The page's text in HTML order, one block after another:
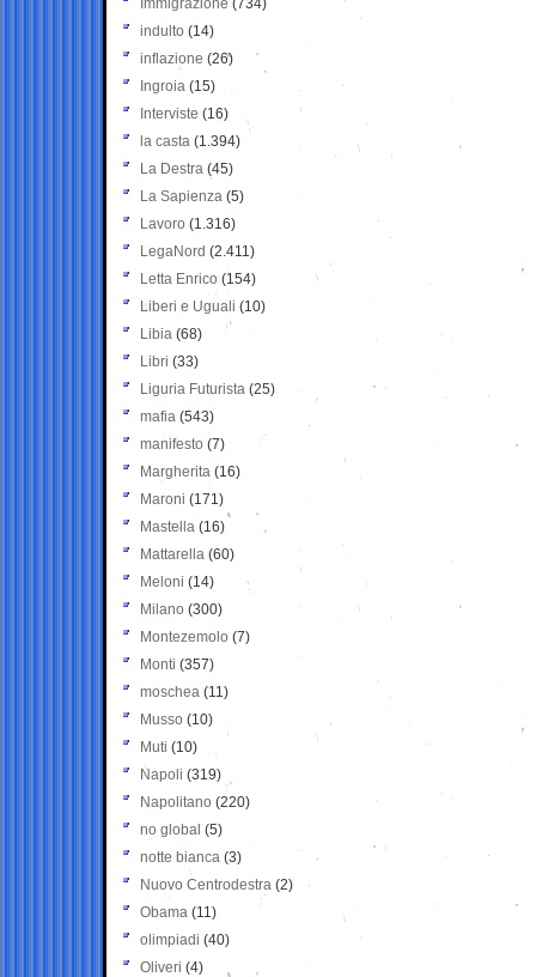
Immigrazione (734)
indulto (14)
inflazione (26)
Ingroia (15)
Interviste (16)
la casta (1.394)
La Destra (45)
La Sapienza (5)
Lavoro (1.316)
LegaNord (2.411)
Letta Enrico (154)
Liberi e Uguali (10)
Libia (68)
Libri (33)
Liguria Futurista (25)
mafia (543)
manifesto (7)
Margherita (16)
Maroni (171)
Mastella (16)
Mattarella (60)
Meloni (14)
Milano (300)
Montezemolo (7)
Monti (357)
moschea (11)
Musso (10)
Muti (10)
Napoli (319)
Napolitano (220)
no global (5)
notte bianca (3)
Nuovo Centrodestra (2)
Obama (11)
olimpiadi (40)
Oliveri (4)